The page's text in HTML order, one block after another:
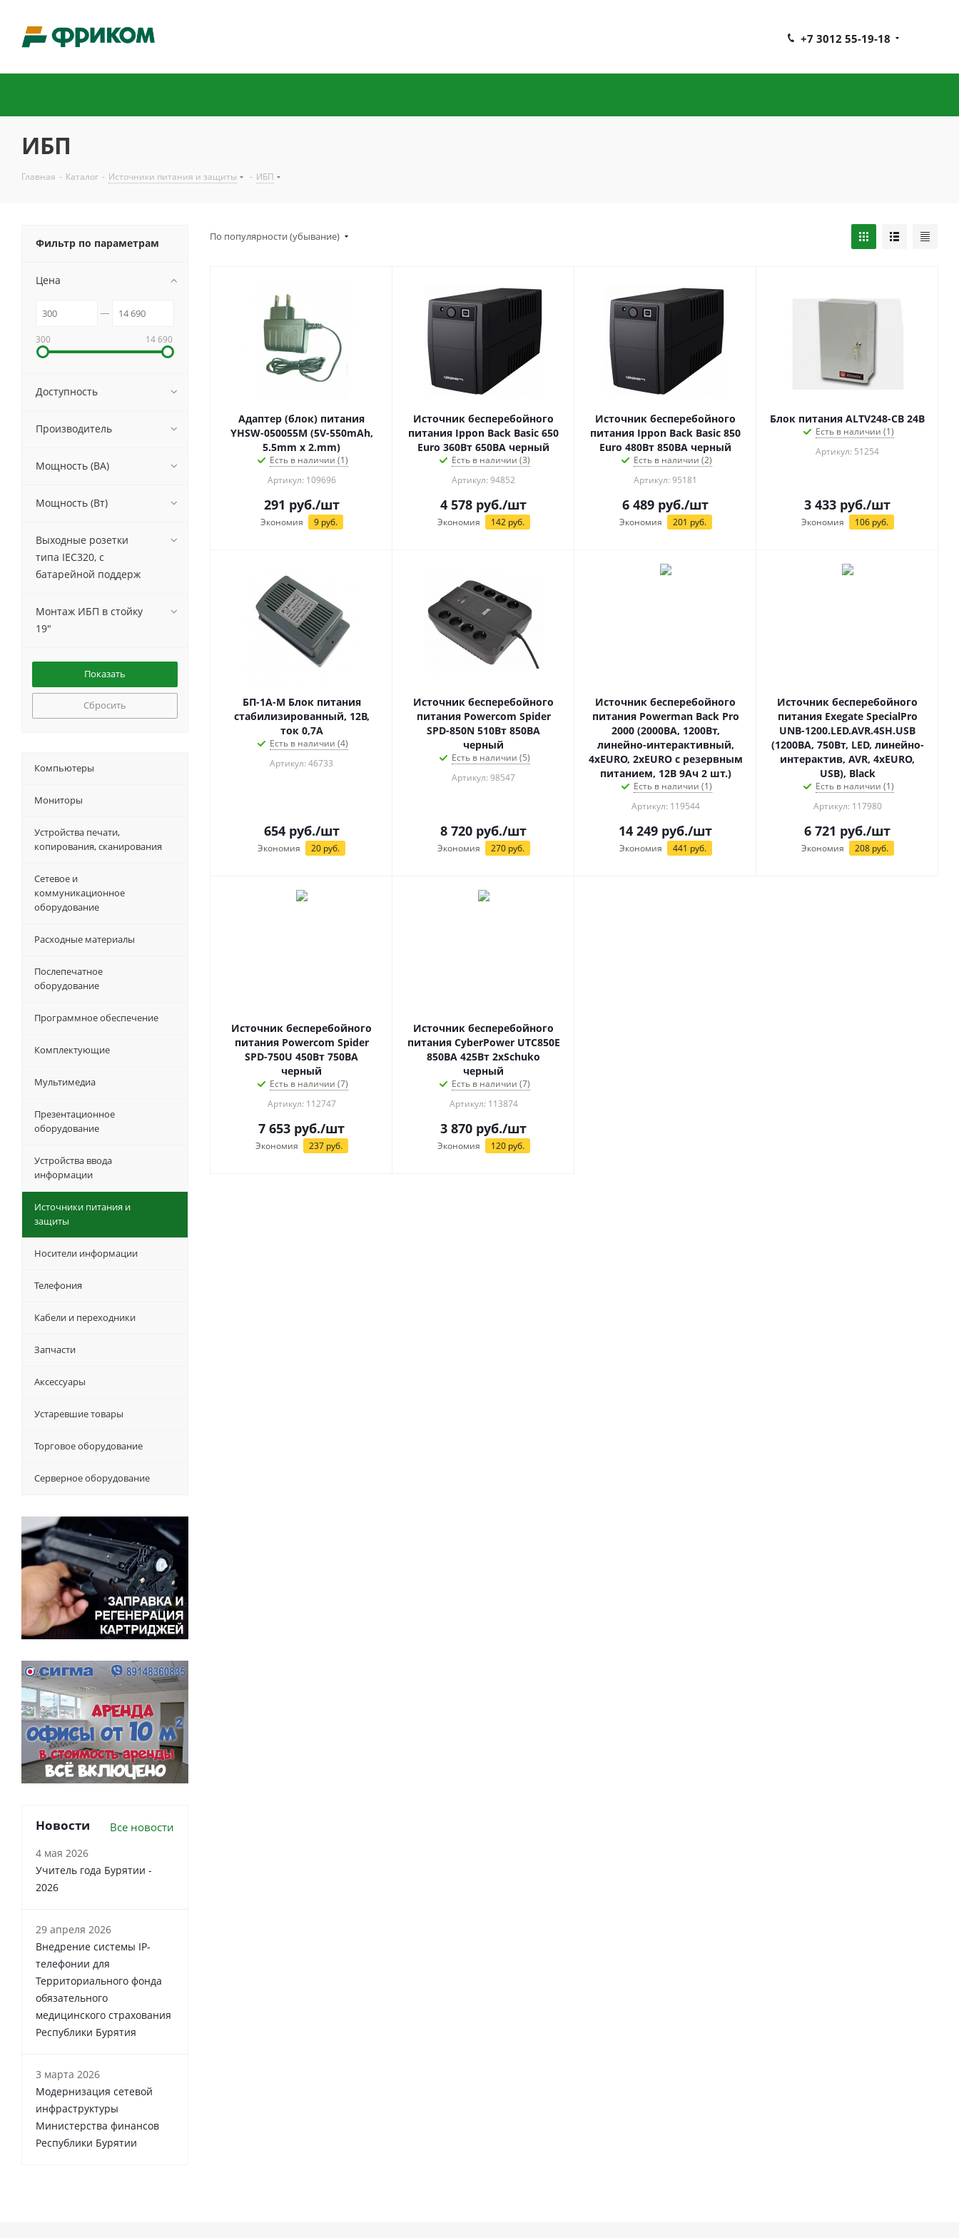
+7 3012 55-19-18
ИБП
Главная - Каталог - Источники питания и защиты - ИБП
По популярности (убывание)
Адаптер (блок) питания
YHSW-050055M (5V-550mAh,
5.5mm x 2.mm)
Есть в наличии (1)
Артикул: 109696
291 руб./шт
Экономия 9руб.
Источник бесперебойного
питания Ippon Back Basic 650
Euro 360Вт 650ВА черный
Есть в наличии (3)
Артикул: 94852
4 578 руб./шт
Экономия 142руб.
Источник бесперебойного
питания Ippon Back Basic 850
Euro 480Вт 850ВА черный
Есть в наличии (2)
Артикул: 95181
6 489 руб./шт
Экономия 201 руб.
Блок питания ALTV248-CB 24В
Есть в наличии (1)
Артикул: 51254
3 433 руб./шт
Экономия 106руб.
БП-1А-М Блок питания
стабилизированный, 12В,
ток 0,7А
Есть в наличии (4)
Артикул: 46733
654руб./шт
Экономия 20 руб.
Источник бесперебойного
питания Powercom Spider
SPD-850N 510Вт 850ВА
черный
Есть в наличии (5)
Артикул: 98547
8 720 руб./шт
Экономия 270руб.
Источник бесперебойного
питания Powerman Back Pro
2000 (2000ВА, 1200Вт,
линейно-интерактивный,
4xEURO, 2xEURO с резервным
питанием, 12В 9Ач 2 шт.)
Есть в наличии (1)
Артикул: 119544
14 249 руб./шт
Экономия 441 руб.
Источник бесперебойного
питания Exegate SpecialPro
UNB-1200.LED.AVR.4SH.USB
(1200ВА, 750Вт, LED, линейно-
интерактив, AVR, 4xEURO,
USB), Black
Есть в наличии (1)
Артикул: 117980
6 721 руб./шт
Экономия 208руб.
Источник бесперебойного
питания Powercom Spider
SPD-750U 450Вт 750ВА
черный
Есть в наличии (7)
Артикул: 112747
7 653 руб./шт
Экономия 237руб.
Источник бесперебойного
питания CyberPower UTC850E
850ВА 425Вт 2xSchuko
черный
Есть в наличии (7)
Артикул: 113874
3 870 руб./шт
Экономия 120руб.
Фильтр по параметрам
Цена
300 14 690
Доступность
Производитель
Мощность (ВА)
Мощность (Вт)
Выходные розетки
типа IEC320, с
батарейной поддерж
Монтаж ИБП в стойку
19"
Сбросить
Компьютеры
Мониторы
Устройства печати,
копирования, сканирования
Сетевое и
коммуникационное
оборудование
Расходные материалы
Послепечатное
оборудование
Программное обеспечение
Комплектующие
Мультимедиа
Презентационное
оборудование
Устройства ввода
информации
Источники питания и
защиты
Носители информации
Телефония
Кабели и переходники
Запчасти
Аксессуары
Устаревшие товары
Торговое оборудование
Серверное оборудование
Новости Все новости
4 мая 2026
Учитель года Бурятии -
2026
29 апреля 2026
Внедрение системы IP-
телефонии для
Территориального фонда
обязательного
медицинского страхования
Республики Бурятия
3 марта 2026
Модернизация сетевой
инфраструктуры
Министерства финансов
Республики Бурятии